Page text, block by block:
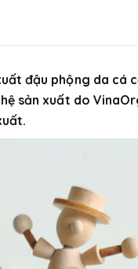
đậu phộng da cá
sản xuất do